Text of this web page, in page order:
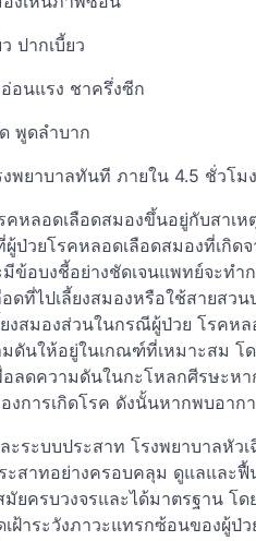
ปากเบี้ยว
อนแรง ชาครึ่งซีก
พูดลำบาก
พยาบาลทันที ภายใน 4.5 ชั่วโมง
คหลอดเลือดสมองขึ้นอยู่กับสาเ
ป่วยโรคหลอดเลือดสมองที่เกิด
ข้อบงชี้อย่างชัดเจนแพทย์จะทำ
อดที่ไปเลี้ยงสมองหรือใช้สายส
ยงสมองส่วนในกรณีผู้ป่วย โรคห
ดันให้อยู่ในเกณฑ์ที่เหมาะสม โ
อลดความดันในกะโหลกศีรษะห
องการเกิดโรค ดังนั้นหากพบอา
ะระบบประสาท โรงพยาบาลหัว
ะสาทอย่างครอบคลุม ดูแลและ
ยครบวงจรและได้มาตรฐาน โ
เฝ้าระวังภาวะแทรกซ้อนของผู้